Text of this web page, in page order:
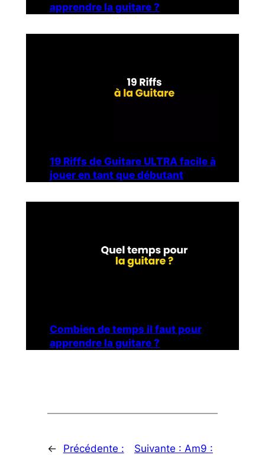
apprendre la guitare ?
19 Riffs de Guitare ULTRA facile à
jouer en tant que débutant
Combien de temps il faut pour
apprendre la guitare ?
←
Précédente :
Suivante : Am9 :